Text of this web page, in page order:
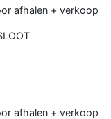
afhalen + verkoop
afhalen + verkoop